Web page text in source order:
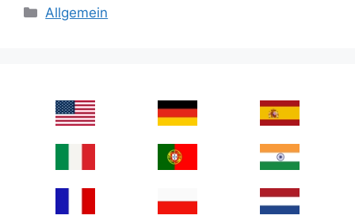
Categories
Allgemein